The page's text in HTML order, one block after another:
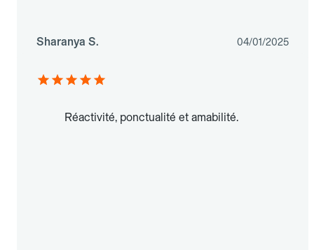
Sharanya S. 04/01/2025
Réactivité, ponctualité et amabilité.